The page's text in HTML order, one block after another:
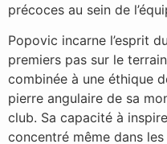
précoces au sein de
Popovic incarne l’esprit
premiers pas sur le
combinée à une éthique
pierre angulaire de sa
club. Sa capacité à
concentré même dans